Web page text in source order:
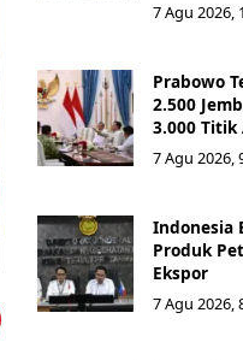
7 Agu 2026,
Prabowo
2.500
3.000
7 Agu 2026,
Indonesia
Produk
Ekspor
7 Agu 2026,